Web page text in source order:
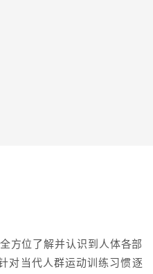
方位了解并认识到人体各部
对当代人群运动训练习惯逐